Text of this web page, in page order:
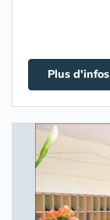
Plus d'infos